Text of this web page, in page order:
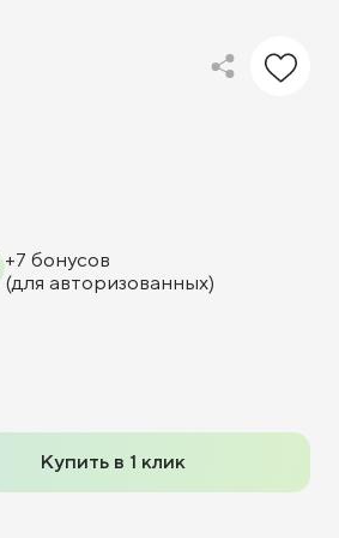
+7 бонусов
(для авторизованных)
Купить в 1 клик